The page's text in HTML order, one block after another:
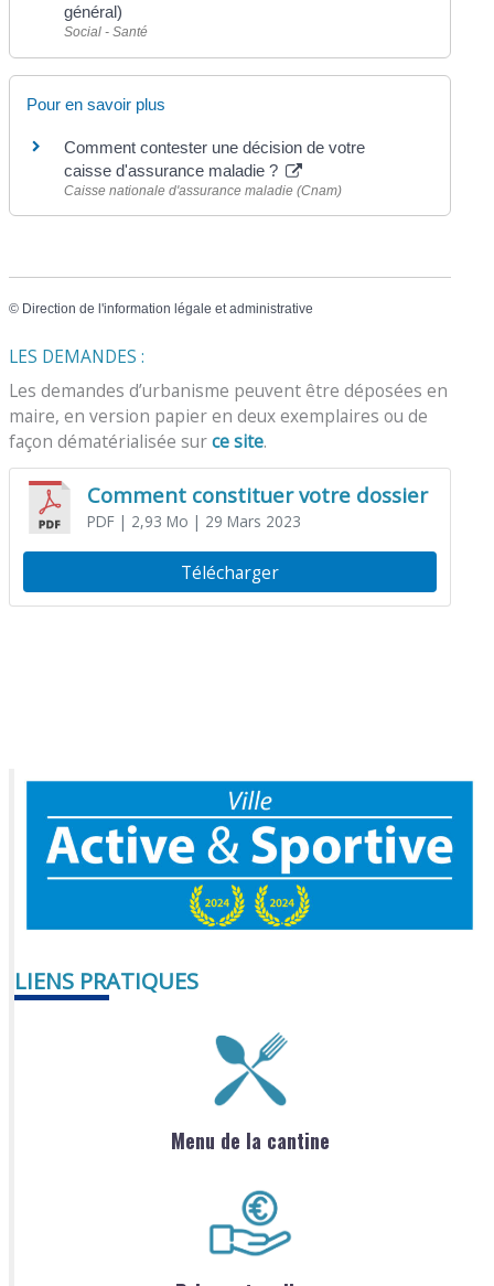
général)
Social - Santé
Pour en savoir plus
Comment contester une décision de votre
caisse d'assurance maladie ?
Caisse nationale d'assurance maladie (Cnam)
© Direction de l'information légale et administrative
LES DEMANDES :
Les demandes d’urbanisme peuvent être déposées en
maire, en version papier en deux exemplaires ou de
façon dématérialisée surce site.
Comment constituer votre dossier
PDF| 2,93 Mo | 29 Mars 2023
Télécharger
LIENS PRATIQUES
Menu de la cantine